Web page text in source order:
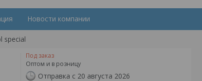
Новости компании
special
Под заказ
Оптом и в розницу
Отправка с 20 августа 2026